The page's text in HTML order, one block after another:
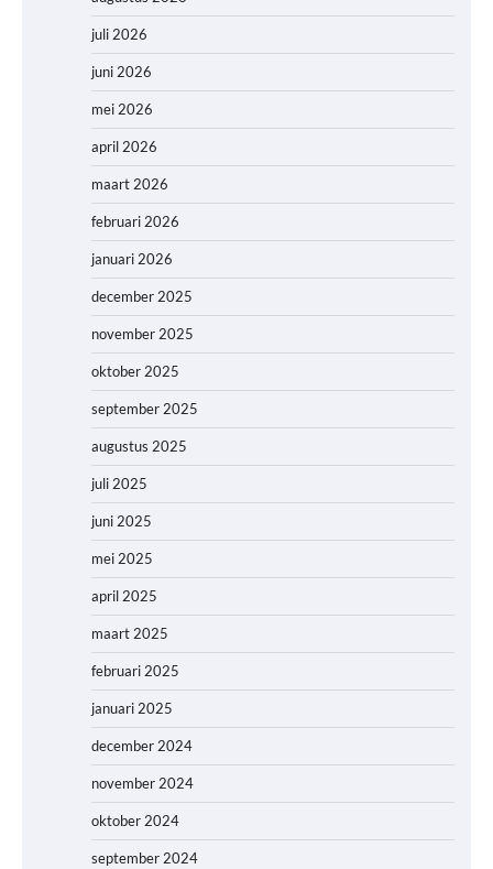
juli 2026
juni 2026
mei 2026
april 2026
maart 2026
februari 2026
januari 2026
december 2025
november 2025
oktober 2025
september 2025
augustus 2025
juli 2025
juni 2025
mei 2025
april 2025
maart 2025
februari 2025
januari 2025
december 2024
november 2024
oktober 2024
september 2024